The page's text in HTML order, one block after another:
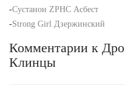
-Сустанон ZPHC Асбест
-Strong Girl Дзержинский
Комментарии к
Клинцы